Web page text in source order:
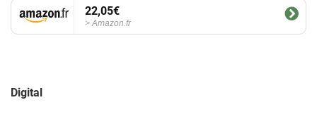
22,05€
Amazon.fr
Digital